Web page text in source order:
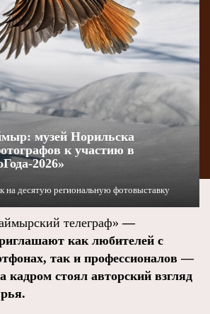
музей Норильска
к участию в
2026»
на десятую региональную фотовыставку
телеграф»—
как любителей с
так и профессионалов —
кадром стоял авторский взгляд